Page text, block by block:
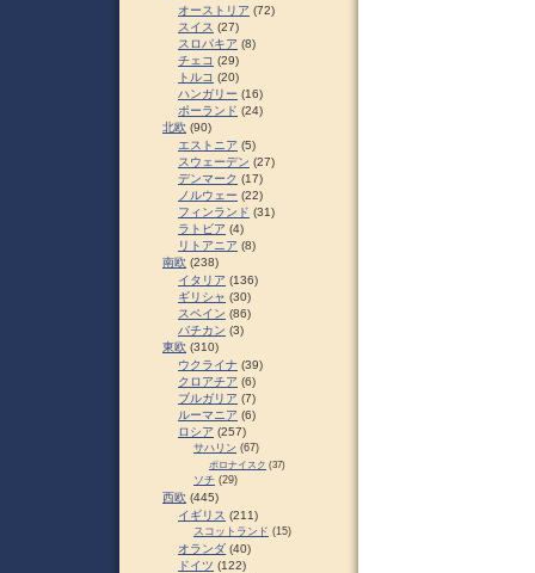
オーストリア (72)
スイス (27)
スロパキア (8)
チェコ (29)
トルコ (20)
ハンガリー (16)
ポーランド (24)
北欧 (90)
エストニア (5)
スウェーデン (27)
デンマーク (17)
ノルウェー (22)
フィンランド (31)
ラトビア (4)
リトアニア (8)
南欧 (238)
イタリア (136)
ギリシャ (30)
スペイン (86)
バチカン (3)
東欧 (310)
ウクライナ (39)
クロアチア (6)
ブルガリア (7)
ルーマニア (6)
ロシア (257)
サハリン (67)
ポロナイスク (37)
ソチ (29)
西欧 (445)
イギリス (211)
スコットランド (15)
オランダ (40)
ドイツ (122)